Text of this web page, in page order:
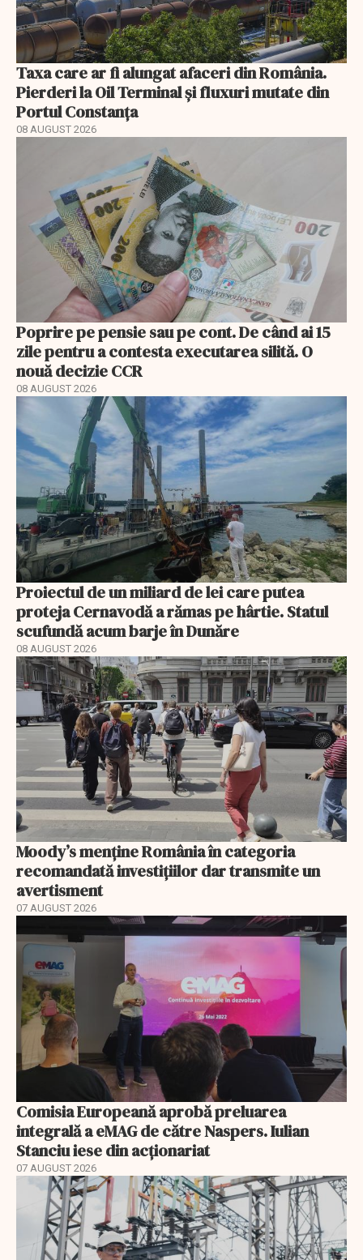
Taxa care ar fi alungat afaceri din România.
Pierderi la Oil Terminal și fluxuri mutate din
Portul Constanța
08 AUGUST 2026
Poprire pe pensie sau pe cont. De când ai 15
zile pentru a contesta executarea silită. O
nouă decizie CCR
08 AUGUST 2026
Proiectul de un miliard de lei care putea
proteja Cernavodă a rămas pe hârtie. Statul
scufundă acum barje în Dunăre
08 AUGUST 2026
Moody’s menține România în categoria
recomandată investițiilor dar transmite un
avertisment
07 AUGUST 2026
Comisia Europeană aprobă preluarea
integrală a eMAG de către Naspers. Iulian
Stanciu iese din acționariat
07 AUGUST 2026